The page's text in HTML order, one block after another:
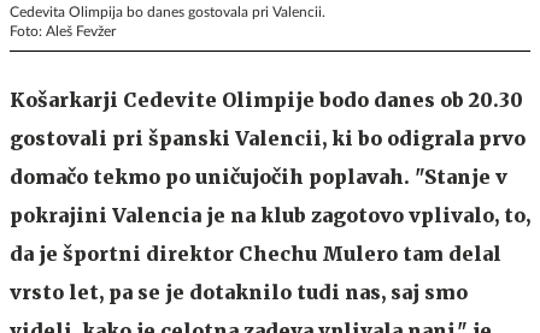
Cedevita Olimpija bo danes gostovala pri Valencii.
Foto: Aleš Fevžer
Košarkarji Cedevite Olimpije bodo danes ob 20.30
gostovali pri španski Valencii, ki bo odigrala prvo
domačo tekmo po uničujočih poplavah. "Stanje v
pokrajini Valencia je na klub zagotovo vplivalo, to,
da je športni direktor Chechu Mulero tam delal
vrsto let, pa se je dotaknilo tudi nas, saj smo